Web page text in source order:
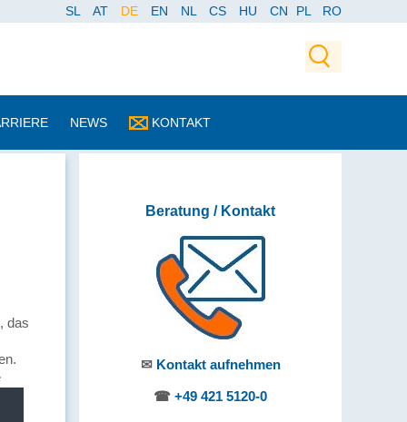
SL AT DE EN NL CS HU CN PL RO
NEWS KONTAKT
das
Beratung / Kontakt
✉ Kontakt aufnehmen
☎+49 421 5120-0